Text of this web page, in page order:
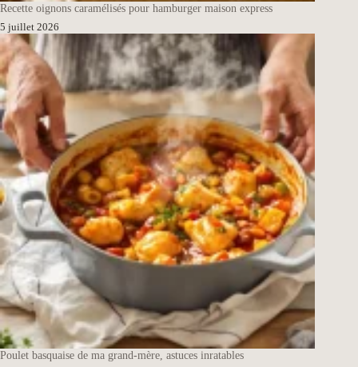
Recette oignons caramélisés pour hamburger maison express
5 juillet 2026
Poulet basquaise de ma grand-mère, astuces inratables